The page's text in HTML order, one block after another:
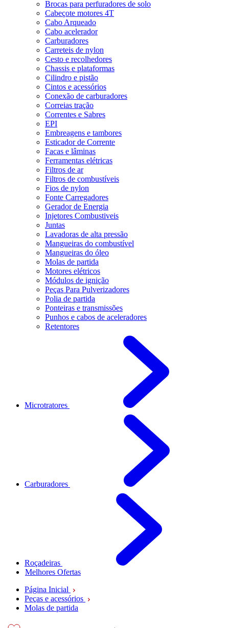
Brocas para perfuradores de solo
Cabeçote motores 4T
Cabo Arqueado
Cabo acelerador
Carburadores
Carreteis de nylon
Cesto e recolhedores
Chassis e plataformas
Cilindro e pistão
Cintos e acessórios
Conexão de carburadores
Correias tração
Correntes e Sabres
EPI
Embreagens e tambores
Esticador de Corrente
Facas e lâminas
Ferramentas elétricas
Filtros de ar
Filtros de combustíveis
Fios de nylon
Fonte Carregadores
Gerador de Energia
Injetores Combustiveis
Juntas
Lavadoras de alta pressão
Mangueiras do combustível
Mangueiras do óleo
Molas de partida
Motores elétricos
Módulos de ignição
Peças Para Pulverizadores
Polia de partida
Ponteiras e transmissões
Punhos e cabos de aceleradores
Retentores
Microtratores
Carburadores
Roçadeiras
Melhores Ofertas
Página Inicial
Peças e acessórios
Molas de partida